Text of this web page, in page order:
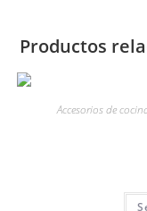
Productos
Accesorios de